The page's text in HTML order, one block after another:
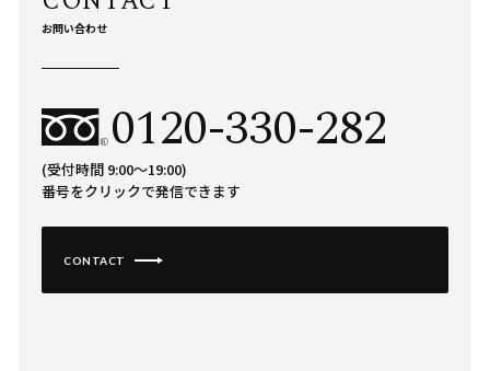
お問い合わせ
0120-330-282
(受付時間 9:00〜19:00)
番号をクリックで発信できます
CONTACT